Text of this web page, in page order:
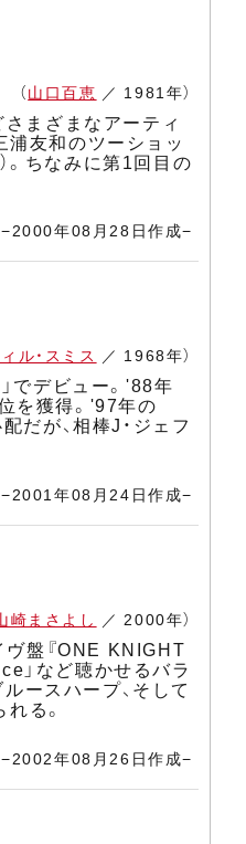
（山口百恵 ／ 1981年）
まざまなアーティ
浦友和のツーショッ
。ちなみに第1回目の
−2000年08月28日作成−
ル・スミス ／ 1968年）
でデビュー。'88年
を獲得。'97年の
だが、相棒J・ジェフ
−2001年08月24日作成−
崎まさよし ／ 2000年）
盤『ONE KNIGHT
」など聴かせるバラ
ースハープ、そして
る。
−2002年08月26日作成−